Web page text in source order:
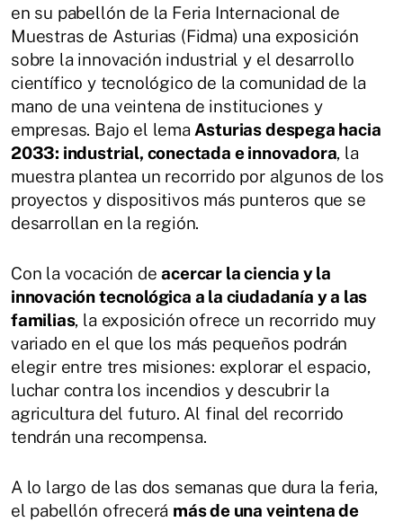
en su pabellón de la Feria Internacional de
Muestras de Asturias (Fidma) una exposición
sobre la innovación industrial y el desarrollo
científico y tecnológico de la comunidad de la
mano de una veintena de instituciones y
empresas. Bajo el lema Asturias despega hacia
2033: industrial, conectada e innovadora, la
muestra plantea un recorrido por algunos de los
proyectos y dispositivos más punteros que se
desarrollan en la región.
Con la vocación deacercar la ciencia y la
innovación tecnológica a la ciudadanía y a las
familias, la exposición ofrece un recorrido muy
variado en el que los más pequeños podrán
elegir entre tres misiones: explorar el espacio,
luchar contra los incendios y descubrir la
agricultura del futuro. Al final del recorrido
tendrán una recompensa.
A lo largo de las dos semanas que dura la feria,
el pabellón ofrecerá más de una veintena de